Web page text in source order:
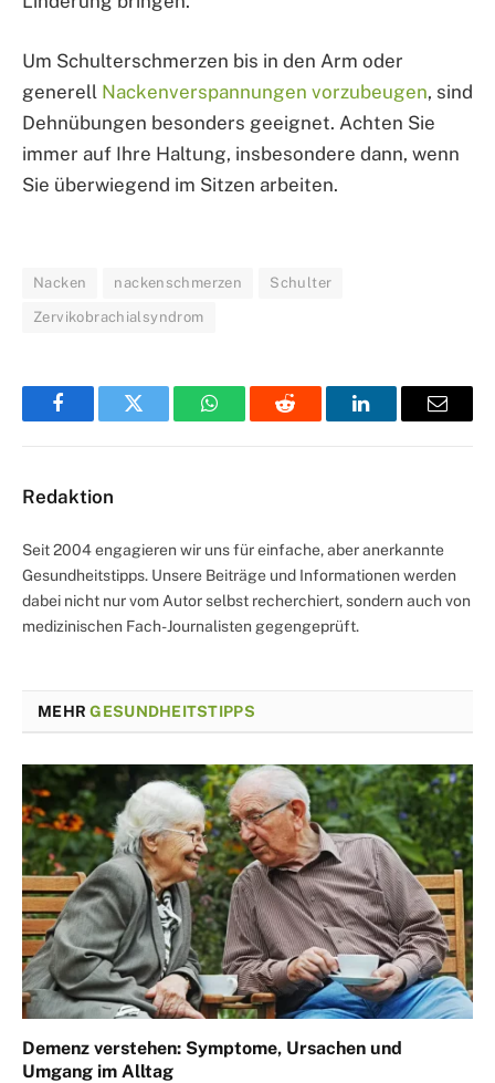
Um Schulterschmerzen bis in den Arm oder
generell Nackenverspannungen vorzubeugen, sind
Dehnübungen besonders geeignet. Achten Sie
immer auf Ihre Haltung, insbesondere dann, wenn
Sie überwiegend im Sitzen arbeiten.
Nacken nackenschmerzen Schulter
Zervikobrachialsyndrom
FacebookTwitter WhatsAppReddit LinkedInEmail
Redaktion
Seit 2004 engagieren wir uns für einfache, aber anerkannte
Gesundheitstipps. Unsere Beiträge und Informationen werden
dabei nicht nur vom Autor selbst recherchiert, sondern auch von
medizinischen Fach-Journalisten gegengeprüft.
MEHRGESUNDHEITSTIPPS
Demenz verstehen: Symptome, Ursachen und
Umgang im Alltag